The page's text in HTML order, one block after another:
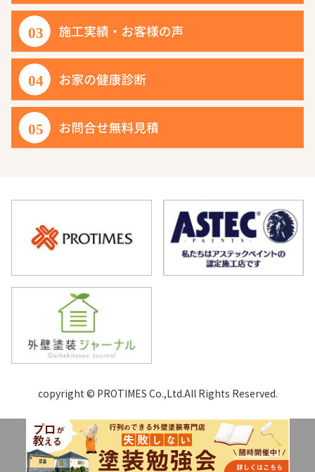
copyright © PROTIMES Co.,Ltd.All Rights Reserved.